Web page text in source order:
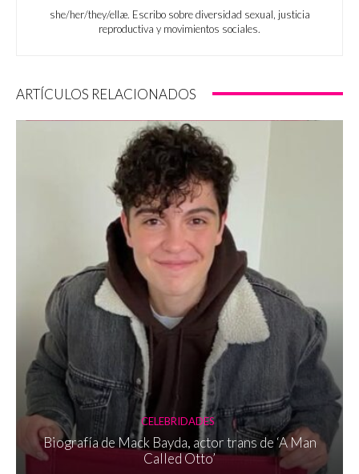
she/her/they/ellæ. Escribo sobre diversidad sexual, justicia
reproductiva y movimientos sociales.
ARTÍCULOS RELACIONADOS
CELEBRIDADES
Biografía de Mack Bayda, actor trans de ‘A Man
Called Otto’